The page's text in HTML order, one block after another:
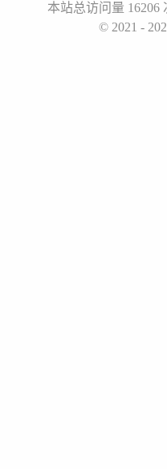
本站总访问量 16206
© 2021 -